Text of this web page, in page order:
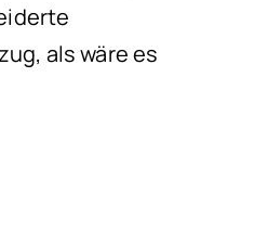
als wäre es